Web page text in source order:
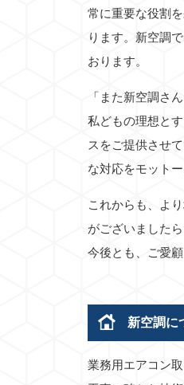
常に重要な役割
ります。新空調
おります。
「また新空調さ
私どもの理想と
スをご提供させ
な対応をモット
これからも、よ
がございました
今後とも、ご愛
新空調に
業務用エアコン